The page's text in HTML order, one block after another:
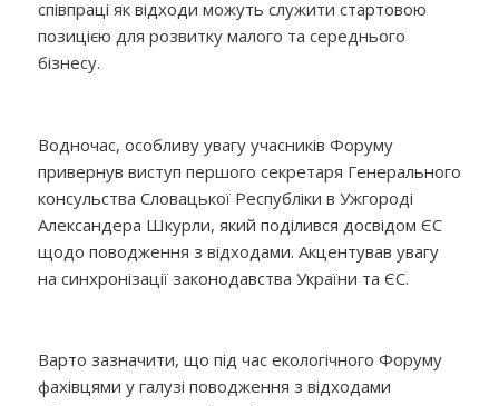
співпраці як відходи можуть служити стартовою
позицією для розвитку малого та середнього
бізнесу.
Водночас, особливу увагу учасників Форуму
привернув виступ першого секретаря Генерального
консульства Словацької Республіки в Ужгороді
Александера Шкурли, який поділився досвідом ЄС
щодо поводження з відходами. Акцентував увагу
на синхронізації законодавства України та ЄС.
Варто зазначити, що під час екологічного Форуму
фахівцями у галузі поводження з відходами